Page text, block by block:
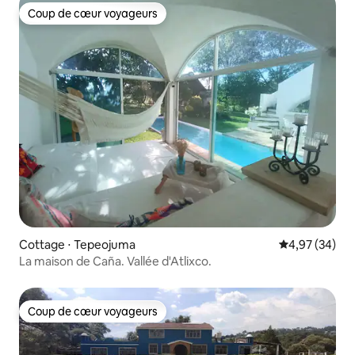
Coup de cœur voyageurs
Coup de cœur voyageurs
Cottage ⋅ Tepeojuma Évaluation
4,97 (34)
La maison de Caña. Vallée d'Atlixco.
Coup de cœur voyageurs
Coup de cœur voyageurs